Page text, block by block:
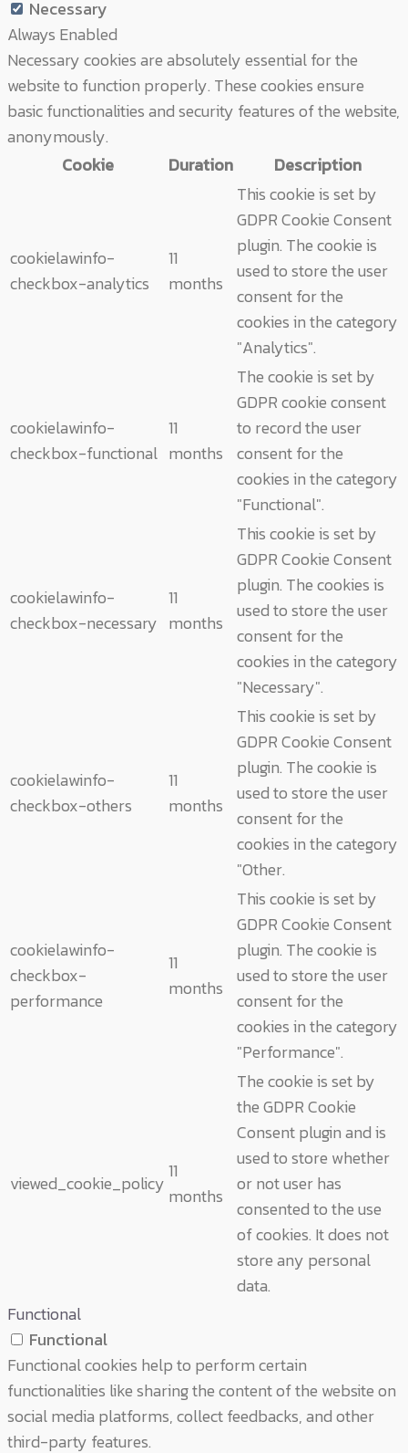
Necessary
Always Enabled
Necessary cookies are absolutely essential for the
website to function properly. These cookies ensure
basic functionalities and security features of the website,
anonymously.
Cookie
Duration Description
cookielawinfo-
checkbox-analytics
11
months
This cookie is set by
GDPR Cookie Consent
plugin. The cookie is
used to store the user
consent for the
cookies in the category
"Analytics".
cookielawinfo-
checkbox-functional
11
months
The cookie is set by
GDPR cookie consent
to record the user
consent for the
cookies in the category
"Functional".
cookielawinfo-
checkbox-necessary
11
months
This cookie is set by
GDPR Cookie Consent
plugin. The cookies is
used to store the user
consent for the
cookies in the category
"Necessary".
cookielawinfo-
checkbox-others
11
months
This cookie is set by
GDPR Cookie Consent
plugin. The cookie is
used to store the user
consent for the
cookies in the category
"Other.
cookielawinfo-
checkbox-
performance
11
months
This cookie is set by
GDPR Cookie Consent
plugin. The cookie is
used to store the user
consent for the
cookies in the category
"Performance".
viewed_cookie_policy
11
months
The cookie is set by
the GDPR Cookie
Consent plugin and is
used to store whether
or not user has
consented to the use
of cookies. It does not
store any personal
data.
Functional
Functional
Functional cookies help to perform certain
functionalities like sharing the content of the website on
social media platforms, collect feedbacks, and other
third-party features.